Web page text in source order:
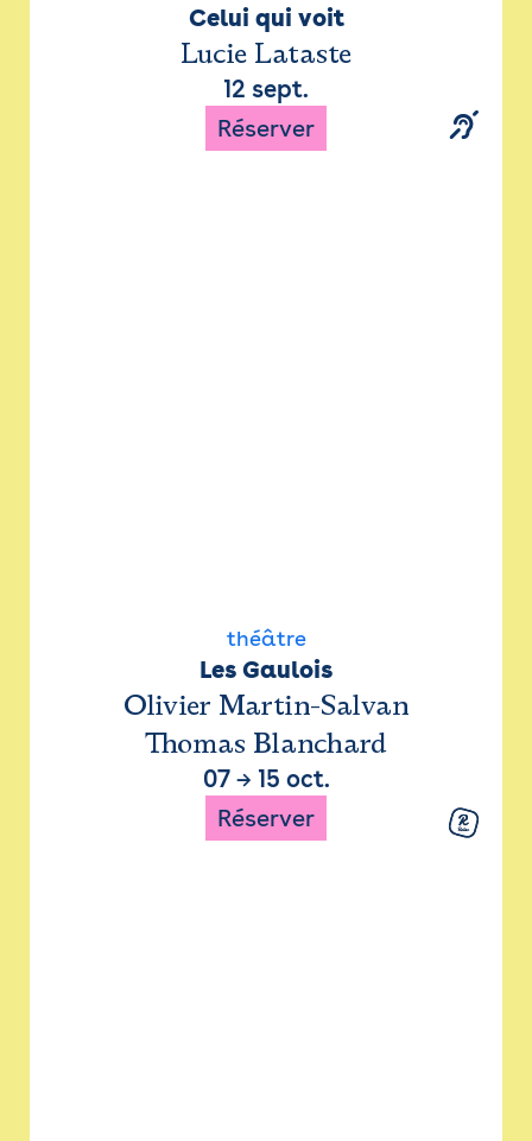
Celui qui voit
Lucie Lataste
12 sept.
Réserver
théâtre
Les Gaulois
Olivier Martin-Salvan
Thomas Blanchard
07→ 15 oct.
Réserver